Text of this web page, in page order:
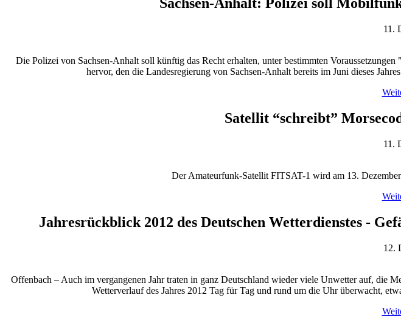
Sachsen-Anhalt: Polizei soll
11.
Die Polizei von Sachsen-Anhalt soll künftig das Recht erhalten, unter bestimmten
hervor, den die Landesregierung von Sachsen-Anhalt bereits im Juni dieses
Satellit “schreibt”
11.
Der Amateurfunk-Satellit FITSAT-1 wird am 13.
Jahresrückblick 2012 des Deutschen Wetterdienstes -
12.
Offenbach – Auch im vergangenen Jahr traten in ganz Deutschland wieder viele Unwetter auf, die
Wetterverlauf des Jahres 2012 Tag für Tag und rund um die Uhr überwacht,